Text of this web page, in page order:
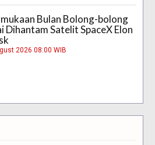
Bulan Bolong-bolong
Dihantam Satelit SpaceX Elon
2026 08:00 WIB